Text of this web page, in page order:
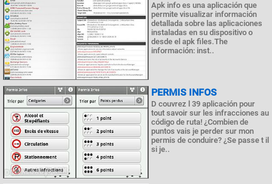
Apk info es una aplicación que
permite visualizar información
detallada sobre las aplicaciones
instaladas en su dispositivo o
desde el apk files.The
información: inst..
PERMIS INFOS
D couvrez l 39 aplicación pour
tout savoir sur les infracciones au
código de ruta! ¿Combien de
puntos vais je perder sur mon
permis de conduire? ¿Se passe t il
si je..